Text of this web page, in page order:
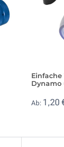
Dynamo
Ab: 1,20